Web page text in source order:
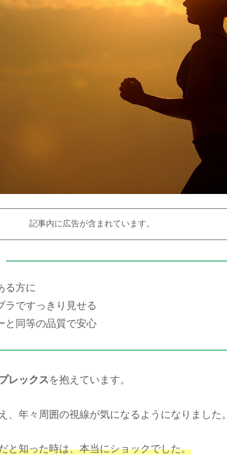
記事内に広告が含まれています。
る方に
ですっきり見せる
同等の品質で安心
レックスを抱えています。
、年々周囲の視線が気になるようになりました。
と知った時は、本当にショックでした。